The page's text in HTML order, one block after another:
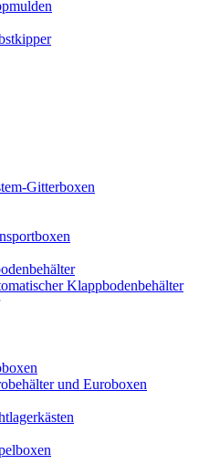
Gitterboxen
Klappbodenbehälter
und Euroboxen